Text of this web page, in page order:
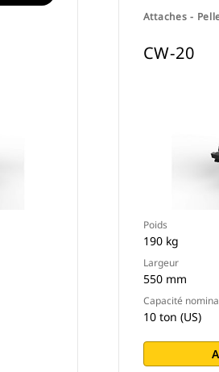
Attaches -
CW-20
Poids
190 kg
Largeur
550 mm
Capacité
10 ton (US)